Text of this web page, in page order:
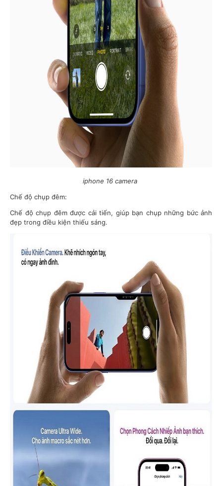
iphone 16 camera
Chế độ chụp đêm:
Chế độ chụp đêm được cải tiến, giúp bạn chụp những bức ảnh
đẹp trong điều kiện thiếu sáng.